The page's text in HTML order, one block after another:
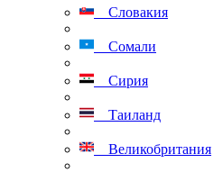
Словакия
Сомали
Сирия
Таиланд
Великобритания